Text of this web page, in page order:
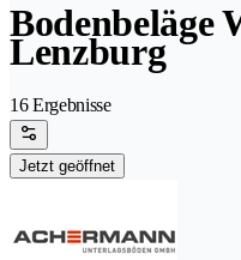
Bodenbeläge
Lenzburg
16 Ergebnisse
Jetzt geöffnet